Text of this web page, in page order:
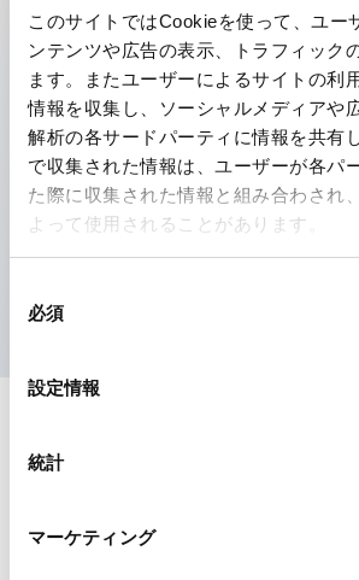
このサイトではCookieを使って、ユー
ンテンツや広告の表示、トラフィック
ます。またユーザーによるサイトの利
情報を収集し、ソーシャルメディアや
解析の各サードパーティに情報を共有
で収集された情報は、ユーザーが各パ
た際に収集された情報と組み合わされ
よって使用されることがあります。
必須
設定情報
統計
マーケティング
主な特長
工作機械や産業機械を上下左右に頻繁
きに、迅速・確実かつ自由自在にコン
できます。
各方向のレバー動作は用途に合わせ
操作レバーをセンタ位置でロックで
ドキュメントとファイル
カタログ CAD